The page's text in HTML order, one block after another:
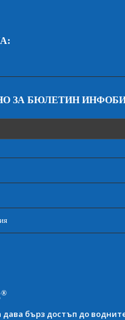
ЗА БЮЛЕТИН
®
дава бърз достъп до